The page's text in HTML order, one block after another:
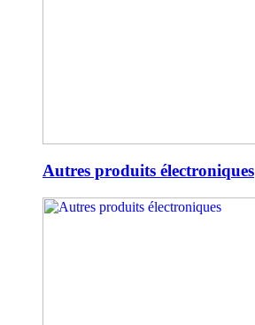
Autres produits électroniques